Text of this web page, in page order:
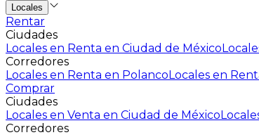
Locales
Rentar
Ciudades
Locales en Renta en Ciudad de México
Corredores
Locales en Renta en PolancoLocales en
Comprar
Ciudades
Locales en Venta en Ciudad de México
Corredores